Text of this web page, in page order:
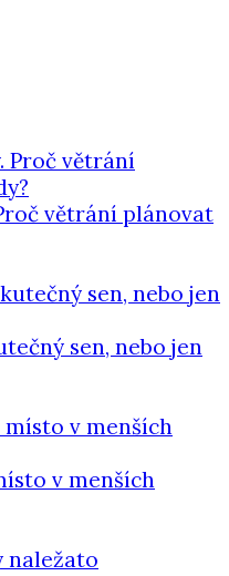
větrání plánovat
sen, nebo jen
v menších